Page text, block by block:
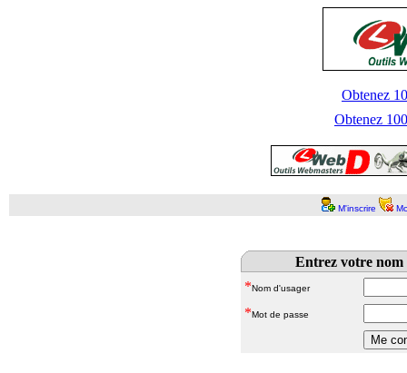
Obtenez
Obtenez
M'inscrire
Entrez votre nom
*Nom d'usager
*Mot de passe